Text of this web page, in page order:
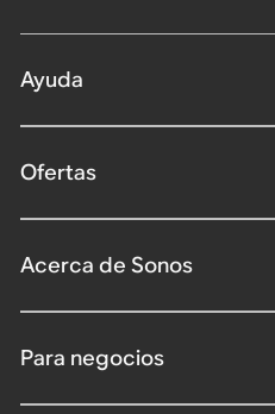
Ayuda
Ofertas
Acerca de Sonos
Para negocios